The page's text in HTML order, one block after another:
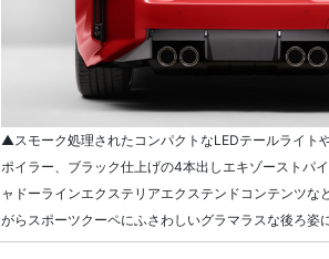
▲スモーク処理されたコンパクトなLEDテールライト
ポイラー、ブラック仕上げの4本出しエキゾーストパ
ャドーラインエクステリアエクステンドコンテンツな
がらスポーツクーペにふさわしいグラマラスな後ろ姿